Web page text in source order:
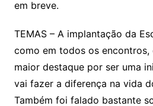
em breve.
TEMAS – A implantação da
como em todos os encontros,
maior destaque por ser uma
vai fazer a diferença na vida
Também foi falado bastante